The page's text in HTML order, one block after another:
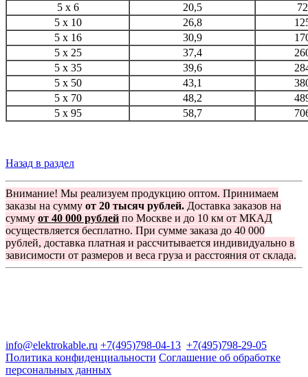
5 x 6
20,5
5 x 10
26,8
5 x 16
30,9
5 x 25
37,4
5 х 35
39,6
5 х 50
43,1
5 х 70
48,2
5 х 95
58,7
Назад в раздел
Внимание! Мы реализуем продукцию оптом. Принимаем
заказы на сумму от 20 тысяч рублей. Доставка заказов на
сумму от 40 000 рублей по Москве и до 10 км от МКАД
осуществляется бесплатно. При сумме заказа до 40 000
рублей, доставка платная и рассчитывается индивидуально в
зависимости от размеров и веса груза и расстояния от склада.
info@elektrokable.ru +7(495)798-04-13 +7(495)798-29-05
Политика конфиденциальности Соглашение об обработке
персональных данных